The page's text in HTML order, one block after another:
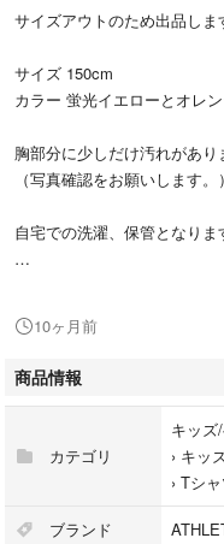
サイズアウトのため出品しま
サイズ 150cm
カラー 蛍光イエローとオレ
胸部分に少しだけ汚れがあり
（写真確認をお願いします。）
自宅での洗濯、保管となり
ご不明点等のご質問の方は
10ヶ月前
商品情報
カテゴリ
キッズ
› キッ
› Tシ
ブランド